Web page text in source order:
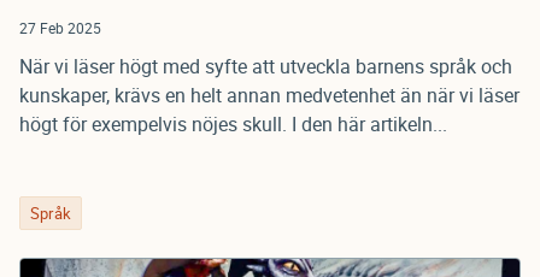
27 Feb 2025
När vi läser högt med syfte att utveckla barnens språk och
kunskaper, krävs en helt annan medvetenhet än när vi läser
högt för exempelvis nöjes skull. I den här artikeln...
Språk